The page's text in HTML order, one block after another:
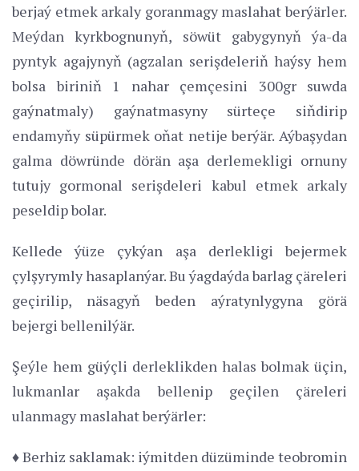
berjaý etmek arkaly goranmagy maslahat berýärler.
Meýdan kyrkbognunyň, söwüt gabygynyň ýa-da
pyntyk agajynyň (agzalan serişdeleriň haýsy hem
bolsa biriniň 1 nahar çemçesini 300gr suwda
gaýnatmaly) gaýnatmasyny sürteçe siňdirip
endamyňy süpürmek oňat netije berýär. Aýbaşydan
galma döwründe dörän aşa derlemekligi ornuny
tutujy gormonal serişdeleri kabul etmek arkaly
peseldip bolar.
Kellede ýüze çykýan aşa derlekligi bejermek
çylşyrymly hasaplanýar. Bu ýagdaýda barlag çäreleri
geçirilip, näsagyň beden aýratynlygyna görä
bejergi bellenilýär.
Şeýle hem güýçli derleklikden halas bolmak üçin,
lukmanlar aşakda bellenip geçilen çäreleri
ulanmagy maslahat berýärler:
♦ Berhiz saklamak: iýmitden düzüminde teobromin